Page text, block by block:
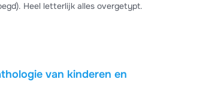
Heel letterlijk alles overgetypt.
van kinderen en